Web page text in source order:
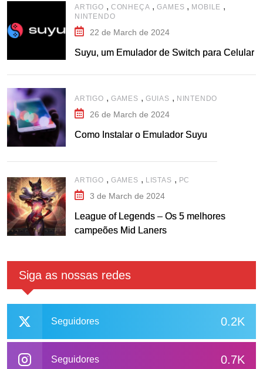
ARTIGO , CONHEÇA ,GAMES , MOBILE ,
NINTENDO
22 de March de 2024
Suyu, um Emulador de Switch para Celular
ARTIGO , GAMES , GUIAS , NINTENDO
26 de March de 2024
Como Instalar o Emulador Suyu
ARTIGO , GAMES , LISTAS , PC
3 de March de 2024
League of Legends – Os 5 melhores
campeões Mid Laners
Siga as nossas redes
0.2K
Seguidores
0.7K
Seguidores